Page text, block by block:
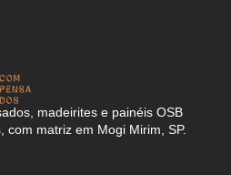
madeirites e painéis OSB
com matriz em Mogi Mirim, SP.